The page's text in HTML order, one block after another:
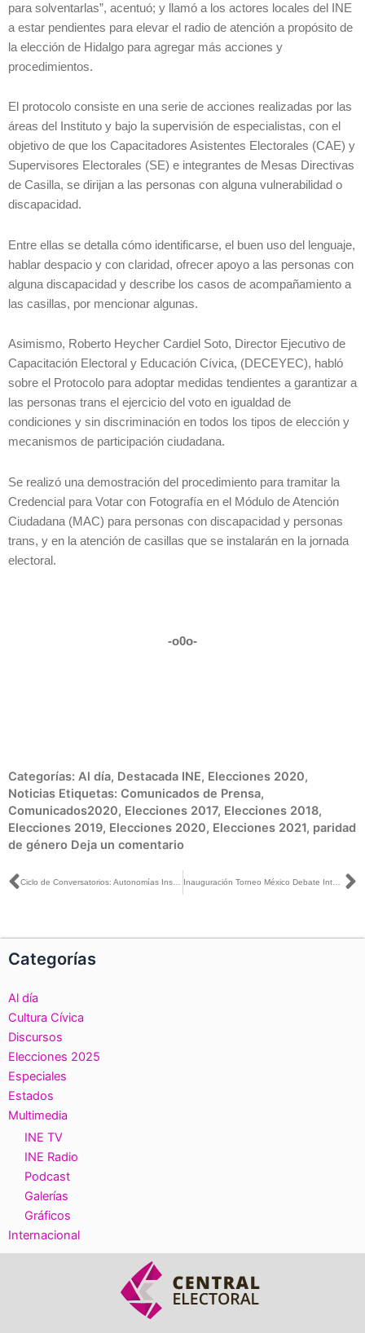
para solventarlas”, acentuó; y llamó a los actores locales del INE
a estar pendientes para elevar el radio de atención a propósito de
la elección de Hidalgo para agregar más acciones y
procedimientos.
El protocolo consiste en una serie de acciones realizadas por las
áreas del Instituto y bajo la supervisión de especialistas, con el
objetivo de que los Capacitadores Asistentes Electorales (CAE) y
Supervisores Electorales (SE) e integrantes de Mesas Directivas
de Casilla, se dirijan a las personas con alguna vulnerabilidad o
discapacidad.
Entre ellas se detalla cómo identificarse, el buen uso del lenguaje,
hablar despacio y con claridad, ofrecer apoyo a las personas con
alguna discapacidad y describe los casos de acompañamiento a
las casillas, por mencionar algunas.
Asimismo, Roberto Heycher Cardiel Soto, Director Ejecutivo de
Capacitación Electoral y Educación Cívica, (DECEYEC), habló
sobre el Protocolo para adoptar medidas tendientes a garantizar a
las personas trans el ejercicio del voto en igualdad de
condiciones y sin discriminación en todos los tipos de elección y
mecanismos de participación ciudadana.
Se realizó una demostración del procedimiento para tramitar la
Credencial para Votar con Fotografía en el Módulo de Atención
Ciudadana (MAC) para personas con discapacidad y personas
trans, y en la atención de casillas que se instalarán en la jornada
electoral.
-o0o-
Categorías: Al día, Destacada INE, Elecciones 2020,
Noticias Etiquetas: Comunicados de Prensa,
Comunicados2020, Elecciones 2017, Elecciones 2018,
Elecciones 2019, Elecciones 2020, Elecciones 2021, paridad
de género Deja un comentario
Ant Ciclo de Conversatorios: Autonomías Institucionales y Rendición de Cuentas” Inauguración Torneo México Debate Interpoliténcnico 2020
Categorías
Al día
Cultura Cívica
Discursos
Elecciones 2025
Especiales
Estados
Multimedia
INE TV
INE Radio
Podcast
Galerías
Gráficos
Internacional